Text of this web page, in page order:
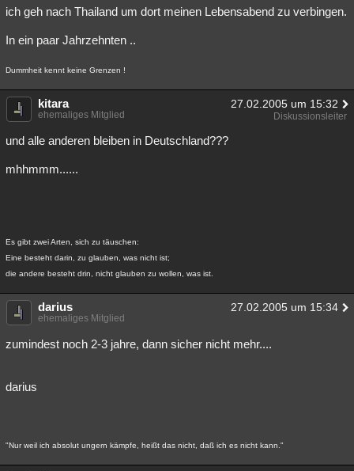
ich geh nach Thailand um dort meinen Lebensabend zu verbingen.
In ein paar Jahrzehnten ..
Dummheit kennt keine Grenzen !
kitara 27.02.2005 um 15:32
ehemaliges Mitglied Diskussionsleiter
und alle anderen bleiben in Deutschland???
mhhmmm......
Es gibt zwei Arten, sich zu täuschen:
Eine besteht darin, zu glauben, was nicht ist;
die andere besteht drin, nicht glauben zu wollen, was ist.
darius 27.02.2005 um 15:34
ehemaliges Mitglied
zumindest noch 2-3 jahre, dann sicher nicht mehr....
darius
"Nur weil ich absolut ungern kämpfe, heißt das nicht, daß ich es nicht kann."